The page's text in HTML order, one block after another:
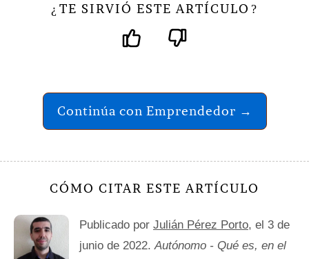
¿ TE SIRVIÓ ESTE ARTÍCULO ?
Continúa con Emprendedor →
CÓMO CITAR ESTE ARTÍCULO
Publicado por Julián Pérez Porto, el 3 de
junio de 2022.Autónomo - Qué es, en el